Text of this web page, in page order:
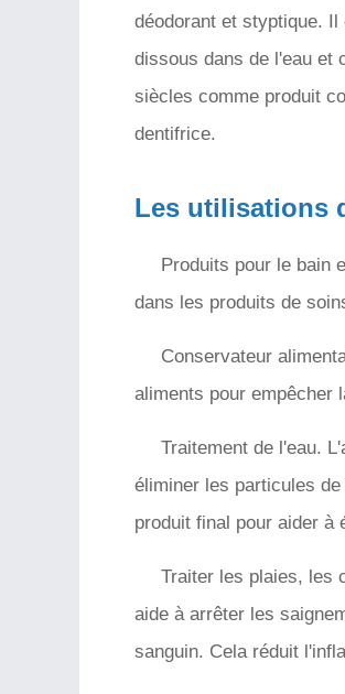
déodorant et styptique.
dissous dans de l'eau et
siècles comme produit
dentifrice.
Les utilisations
Produits pour le bain
dans les produits de
Conservateur
aliments pour empêcher
Traitement de l'eau.
éliminer les particules
produit final pour aider à
Traiter les plaies, les
aide à arrêter les
sanguin. Cela réduit